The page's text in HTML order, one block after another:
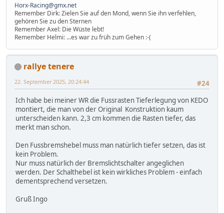
Horx-Racing@gmx.net
Remember Dirk: Zielen Sie auf den Mond, wenn Sie ihn verfehlen,
gehören Sie zu den Sternen
Remember Axel: Die Wüste lebt!
Remember Helmi: ...es war zu früh zum Gehen :-(
rallye tenere
#24
22. September 2025, 20:24:44
Ich habe bei meiner WR die Fussrasten Tieferlegung von KEDO
montiert, die man von der Original Konstruktion kaum
unterscheiden kann. 2,3 cm kommen die Rasten tiefer, das
merkt man schon.
Den Fussbremshebel muss man natürlich tiefer setzen, das ist
kein Problem.
Nur muss natürlich der Bremslichtschalter angeglichen
werden. Der Schalthebel ist kein wirkliches Problem - einfach
dementsprechend versetzen.
Gruß Ingo